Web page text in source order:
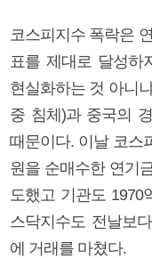
코스피지수 폭락은
표를 제대로 달성하
현실화하는 것 아니
중 침체)과 중국의
때문이다. 이날 코스
원을 순매수한 연기
도했고 기관도 1970
스닥지수도 전날보
에 거래를 마쳤다.